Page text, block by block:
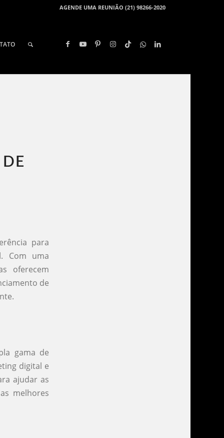
AGENDE UMA REUNIÃO (21) 98266-2020
para
Com uma
oferecem
de
gama de
digital e
ajudar as
melhores